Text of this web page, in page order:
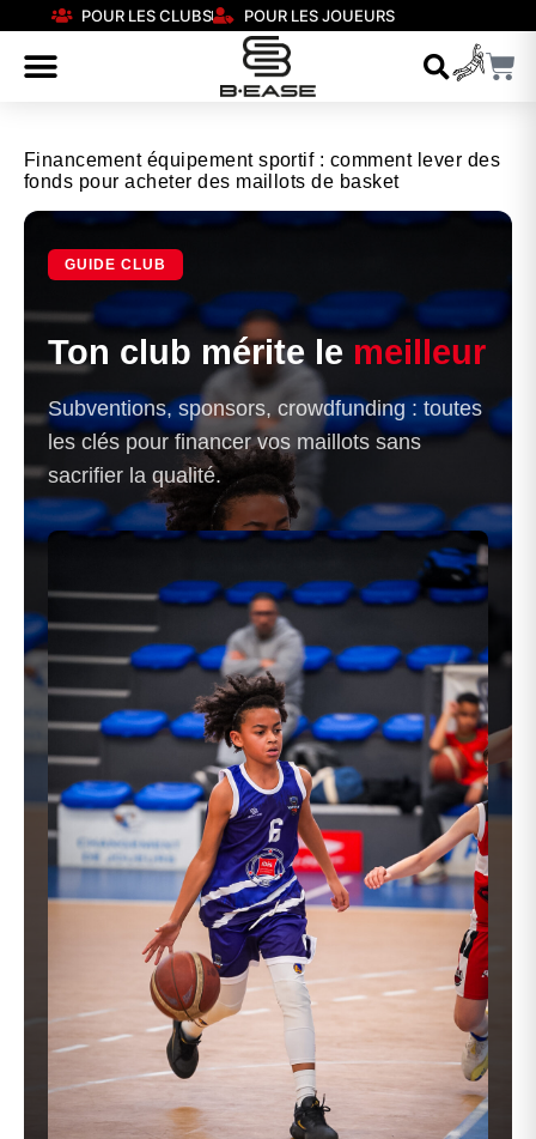
POUR LES CLUBS POUR LES JOUEURS
Financement équipement sportif : comment lever des
fonds pour acheter des maillots de basket
GUIDE CLUB
Ton club mérite le meilleur
Subventions, sponsors, crowdfunding : toutes
les clés pour financer vos maillots sans
sacrifier la qualité.